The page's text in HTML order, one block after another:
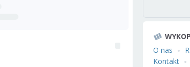
O nas
Kontakt